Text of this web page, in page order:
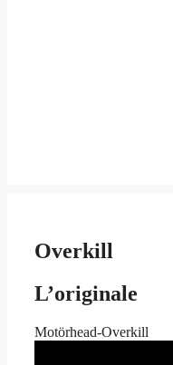
Overkill
L’originale
Motörhead-Overkill